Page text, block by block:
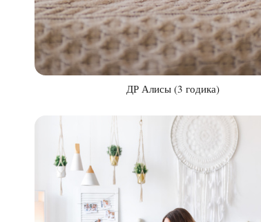
ДР Алисы (3 годика)